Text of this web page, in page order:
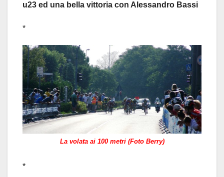
u23 ed una bella vittoria con Alessandro Bassi
*
La volata ai 100 metri (Foto Berry)
*